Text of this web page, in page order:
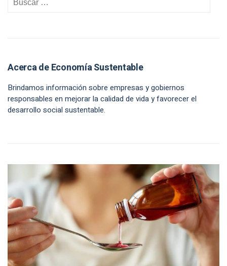
Acerca de Economía Sustentable
Brindamos información sobre empresas y gobiernos
responsables en mejorar la calidad de vida y favorecer el
desarrollo social sustentable.